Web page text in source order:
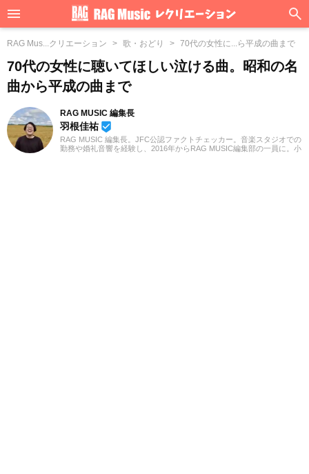
RAG Mus...クリエーション 歌・おどり 70代の女性に...ら平成の曲まで
70代の女性に聴いてほしい泣ける曲。昭和の名
曲から平成の曲まで
RAG MUSIC 編集長
羽根佳祐 beenhere
RAG MUSIC 編集長。JFC公認ファクトチェッカー。音楽スタジオでの
勤務や婚礼音響を経験し、2016年からRAG MUSIC編集部の一員に。小